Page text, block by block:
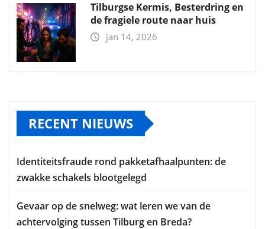
Tilburgse Kermis, Besterdring en
de fragiele route naar huis
jan 14, 2026
RECENT NIEUWS
Identiteitsfraude rond pakketafhaalpunten: de
zwakke schakels blootgelegd
Gevaar op de snelweg: wat leren we van de
achtervolging tussen Tilburg en Breda?